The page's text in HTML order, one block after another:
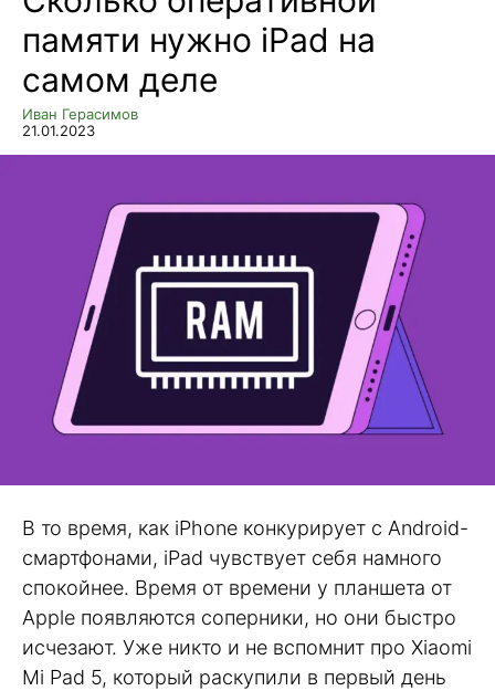
памяти нужно iPad на
самом деле
Иван Герасимов
21.01.2023
В то время, как iPhone конкурирует с Android-
смартфонами, iPad чувствует себя намного
спокойнее. Время от времени у планшета от
Apple появляются соперники, но они быстро
исчезают. Уже никто и не вспомнит про Xiaomi
Mi Pad 5, который раскупили в первый день